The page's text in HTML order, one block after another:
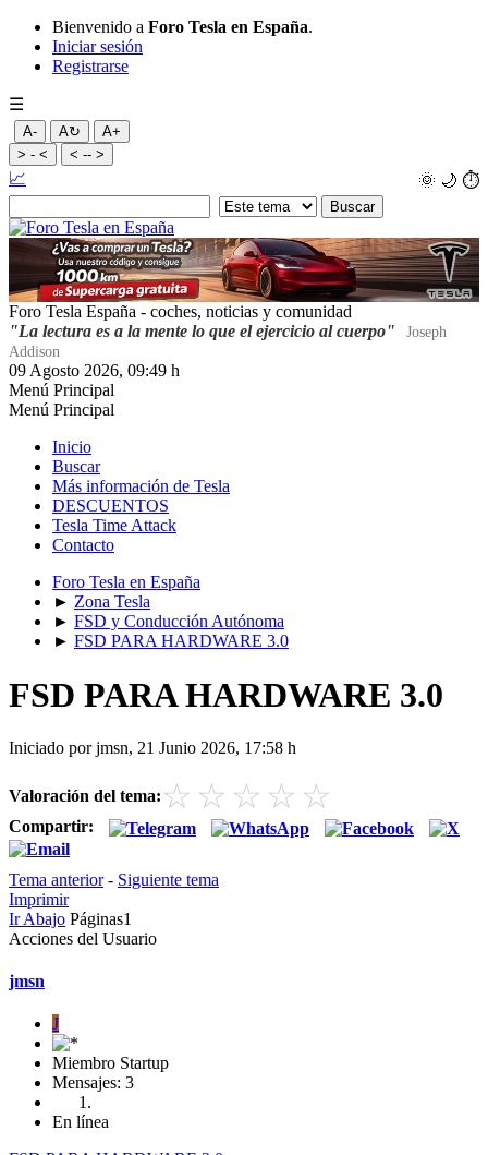
Bienvenido a Foro Tesla en España.
Iniciar sesión
Registrarse
☰
A- A↻
A+
> - <
< -- >
🌞 🌙 ⏱️
📈
Foro Tesla España - coches, noticias y comunidad
"La lectura es a la mente lo que el ejercicio al cuerpo"
Joseph
Addison
09 Agosto 2026, 09:49 h
Menú Principal
Menú Principal
Inicio
Buscar
Más información de Tesla
DESCUENTOS
Tesla Time Attack
Contacto
Foro Tesla en España
► Zona Tesla
► FSD y Conducción Autónoma
► FSD PARA HARDWARE 3.0
FSD PARA HARDWARE 3.0
Iniciado por jmsn, 21 Junio 2026, 17:58 h
Valoración del tema: ☆ ☆ ☆ ☆ ☆
Compartir:
Tema anterior- Siguiente tema
Imprimir
Ir Abajo Páginas1
Acciones del Usuario
jmsn
J
Miembro Startup
Mensajes: 3
En línea